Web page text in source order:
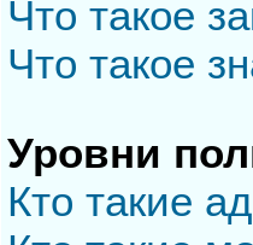
Что такое
Что такое
Уровни
Кто такие